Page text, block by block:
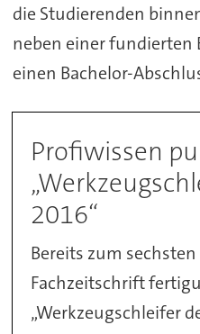
die Studierenden
neben einer fundierten
einen Bachelor-
Profiwissen
2016“
Bereits zum
Fachzeitschrift
„Werkzeugschleifer